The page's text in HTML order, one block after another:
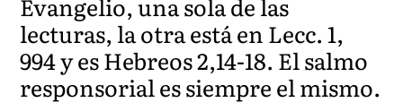
Evangelio, una sola de las
lecturas, la otra está en Lecc. 1,
994 y es Hebreos 2,14-18. El salmo
responsorial es siempre el mismo.